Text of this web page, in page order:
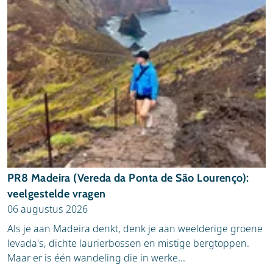
A tot Z
Z tot A
PR8 Madeira (Vereda da Ponta de São Lourenço):
veelgestelde vragen
06 augustus 2026
Als je aan Madeira denkt, denk je aan weelderige groene
levada's, dichte laurierbossen en mistige bergtoppen.
Maar er is één wandeling die in werke...